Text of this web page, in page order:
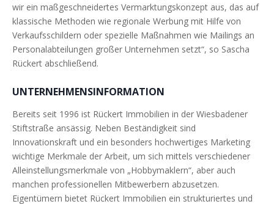
wir ein maßgeschneidertes Vermarktungskonzept aus, das auf
klassische Methoden wie regionale Werbung mit Hilfe von
Verkaufsschildern oder spezielle Maßnahmen wie Mailings an
Personalabteilungen großer Unternehmen setzt“, so Sascha
Rückert abschließend.
UNTERNEHMENSINFORMATION
Bereits seit 1996 ist Rückert Immobilien in der Wiesbadener
Stiftstraße ansässig. Neben Beständigkeit sind
Innovationskraft und ein besonders hochwertiges Marketing
wichtige Merkmale der Arbeit, um sich mittels verschiedener
Alleinstellungsmerkmale von „Hobbymaklern“, aber auch
manchen professionellen Mitbewerbern abzusetzen.
Eigentümern bietet Rückert Immobilien ein strukturiertes und